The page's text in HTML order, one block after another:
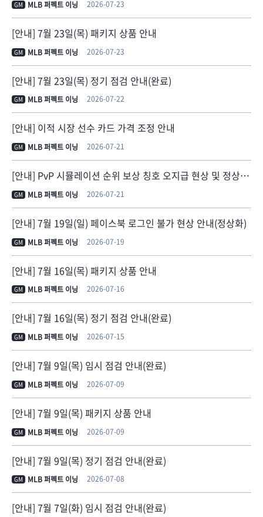
GM MLB 퍼펙트 이닝 2026-07-23
[안내] 7월 23일(목) 패키지 상품 안내
GM MLB 퍼펙트 이닝 2026-07-23
[안내] 7월 23일(목) 정기 점검 안내(완료)
GM MLB 퍼펙트 이닝 2026-07-22
[안내] 이적 시장 선수 카드 가격 조정 안내
GM MLB 퍼펙트 이닝 2026-07-21
[안내] PvP 시뮬레이션 순위 보상 칭호 오지급 현상 및 정상 지급 안내
GM MLB 퍼펙트 이닝 2026-07-21
[안내] 7월 19일(일) 페이스북 로그인 불가 현상 안내(정상화)
GM MLB 퍼펙트 이닝 2026-07-19
[안내] 7월 16일(목) 패키지 상품 안내
GM MLB 퍼펙트 이닝 2026-07-16
[안내] 7월 16일(목) 정기 점검 안내(완료)
GM MLB 퍼펙트 이닝 2026-07-15
[안내] 7월 9일(목) 임시 점검 안내(완료)
GM MLB 퍼펙트 이닝 2026-07-09
[안내] 7월 9일(목) 패키지 상품 안내
GM MLB 퍼펙트 이닝 2026-07-09
[안내] 7월 9일(목) 정기 점검 안내(완료)
GM MLB 퍼펙트 이닝 2026-07-08
[안내] 7월 7일(화) 임시 점검 안내(완료)